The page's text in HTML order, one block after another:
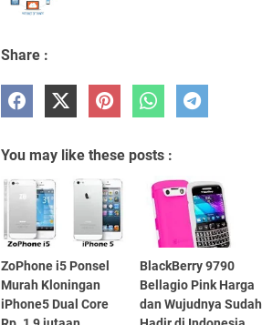
Share :
You may like these posts :
ZoPhone i5 Ponsel
Murah Kloningan
iPhone5 Dual Core
BlackBerry 9790
Bellagio Pink Harga
dan Wujudnya Sudah